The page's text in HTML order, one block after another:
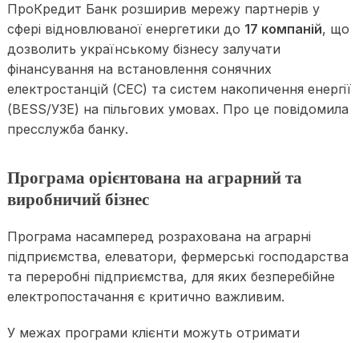
ПроКредит Банк розширив мережу партнерів у
сфері відновлюваної енергетики до 17 компаній, що
дозволить українському бізнесу залучати
фінансування на встановлення сонячних
електростанцій (СЕС) та систем накопичення енергії
(BESS/УЗЕ) на пільгових умовах. Про це повідомила
пресслужба банку.
Програма орієнтована на аграрний та
виробничий бізнес
Програма насамперед розрахована на аграрні
підприємства, елеватори, фермерські господарства
та переробні підприємства, для яких безперебійне
електропостачання є критично важливим.
У межах програми клієнти можуть отримати